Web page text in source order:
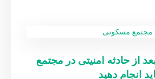
از حادثه امنیتی در مجتمع
انجام دهید